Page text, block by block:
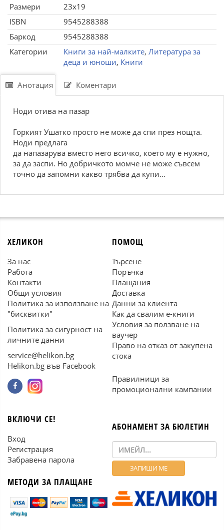
Размери
23x19
ISBN
9545288388
Баркод
9545288388
Категории
Книги за най-малките, Литература за
деца и юноши, Книги
Анотация Коментари
Ноди отива на пазар
Горкият Ушатко просто не може да спи през нощта.
Ноди предлага
да напазарува вместо него всичко, което му е нужно,
за да заспи. Но добричкото момче не може съвсем
точно да запомни какво трябва да купи...
ХЕЛИКОН
За нас
Работа
Контакти
Общи условия
Политика за използване на
"бисквитки"
Политика за сигурност на
личните данни
service@helikon.bg
Helikon.bg във Facebook
ПОМОЩ
Търсене
Поръчка
Плащания
Доставка
Данни за клиента
Как да свалим е-книги
Условия за ползване на
ваучер
Право на отказ от закупена
стока
Правилници за
промоционални кампании
ВКЛЮЧИ СЕ!
Вход
Регистрация
Забравена парола
МЕТОДИ ЗА ПЛАЩАНЕ
АБОНАМЕНТ ЗА БЮЛЕТИН